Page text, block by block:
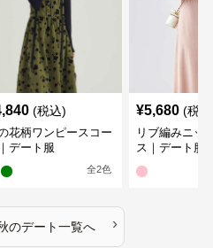
(税込)
花柄ワンピースコー
デート服
全2色
¥5,680 (税
リブ編みニッ
ス｜デート服
のデート一覧へ ›